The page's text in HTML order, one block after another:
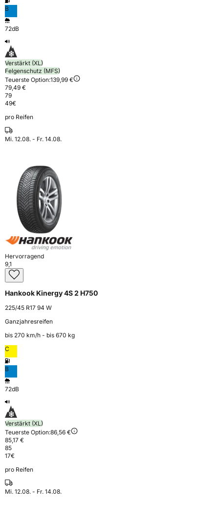
B
72dB
Verstärkt (XL)
Felgenschutz (MFS)
Teuerste Option:139,99 €
79,49 €
79
49€
pro Reifen
Mi. 12.08. - Fr. 14.08.
Hervorragend
9,1
Hankook Kinergy 4S 2 H750
225/45 R17 94 W
Ganzjahresreifen
bis 270 km⁠/⁠h - bis 670 kg
C
B
72dB
Verstärkt (XL)
Teuerste Option:86,56 €
85,17 €
85
17€
pro Reifen
Mi. 12.08. - Fr. 14.08.